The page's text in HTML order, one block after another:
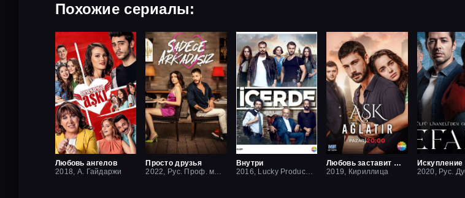
Похожие сериалы:
Любовь ангелов
2018, А. Гайдаржи
Просто друзья
Внутри
2016, Lucky Production
Любовь заставит плакать
2019, Кириллица
Искупление